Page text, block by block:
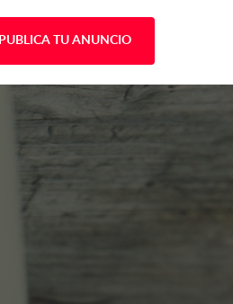
PUBLICA TU ANUNCIO